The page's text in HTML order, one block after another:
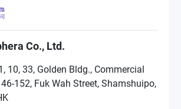
Co., Ltd.
10, 33, Golden Bldg., Commercial
152, Fuk Wah Street, Shamshuipo,